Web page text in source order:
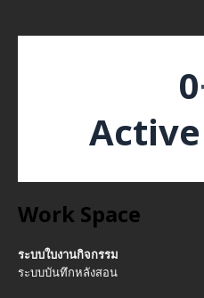
0
Work Space
ระบบใบงานกิจกรรม
ระบบบันทึกหลังสอน